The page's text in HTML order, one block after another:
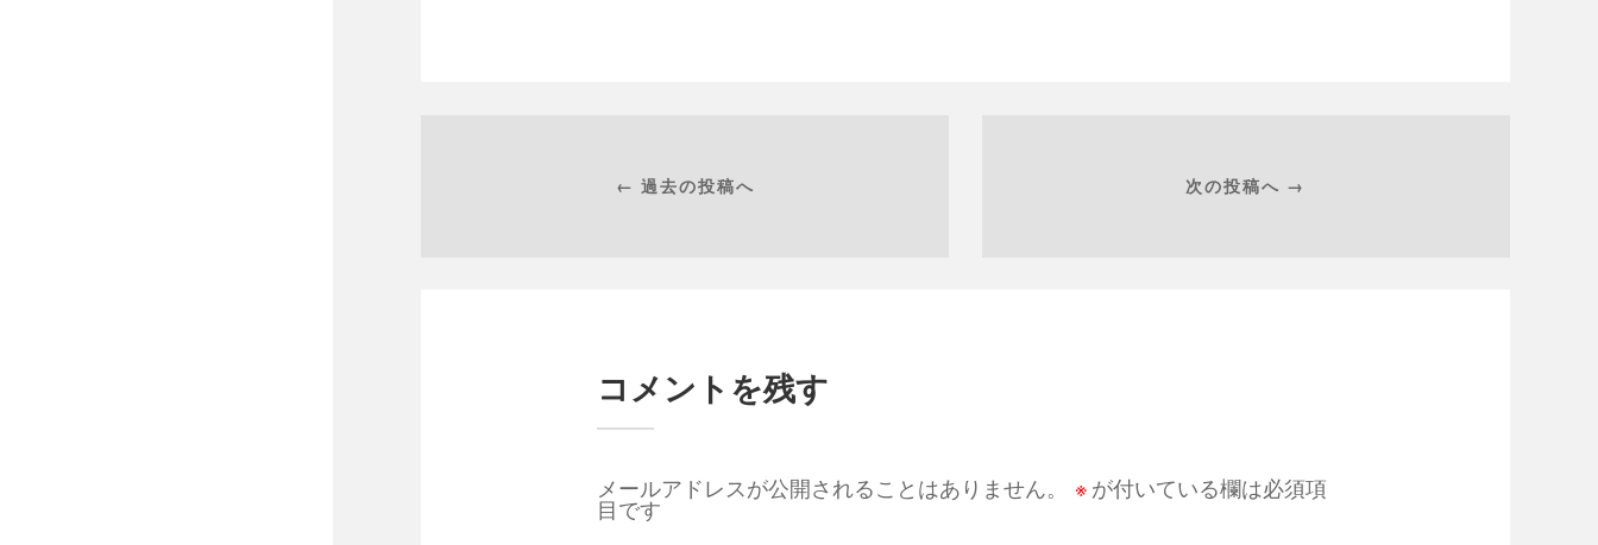
← 過去の投稿へ 次の投稿へ →
コメントを残す
メールアドレスが公開されることはありません。 ※ が付いている欄は必須項
目です